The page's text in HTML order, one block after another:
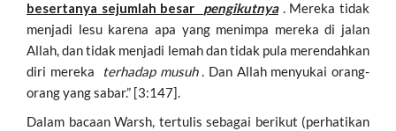
besertanya sejumlah besar pengikutnya. Mereka tidak
menjadi lesu karena apa yang menimpa mereka di jalan
Allah, dan tidak menjadi lemah dan tidak pula merendahkan
diri mereka
terhadap musuh. Dan Allah menyukai orang-
orang yang sabar.” [3:147].
Dalam bacaan Warsh, tertulis sebagai berikut (perhatikan